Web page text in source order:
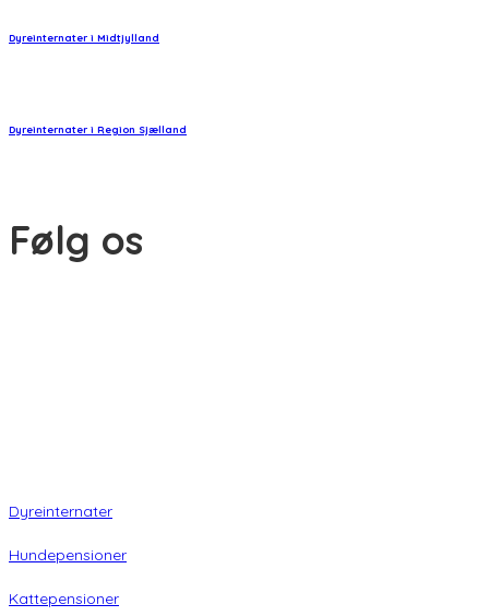
Dyreinternater i Midtjylland
Dyreinternater i Region Sjælland
Følg os
Dyreinternater
Hundepensioner
Kattepensioner